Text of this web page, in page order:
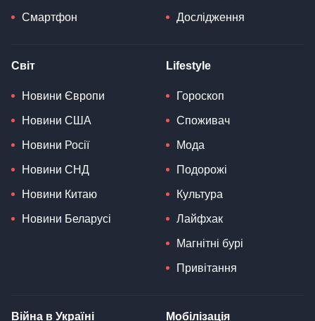
Смартфон Дослідження
Світ
Новини Європи
Новини США
Новини Росії
Новини СНД
Новини Китаю
Новини Беларусі
Lifestyle
Гороскоп
Споживач
Мода
Подорожі
Культура
Лайфхак
Магнітні бурі
Привітання
Війна в Україні Мобілізація